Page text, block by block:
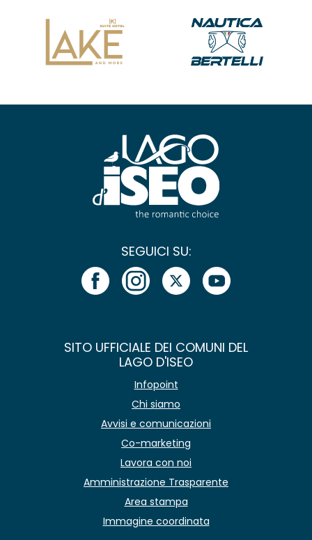
SEGUICI SU:
SITO UFFICIALE DEI COMUNI DEL
LAGO D'ISEO
Infopoint
Chi siamo
Avvisi e comunicazioni
Co-marketing
Lavora con noi
Amministrazione Trasparente
Area stampa
Immagine coordinata